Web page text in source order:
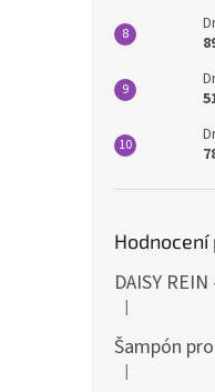
Hodnocení
|
Hodnocení
|